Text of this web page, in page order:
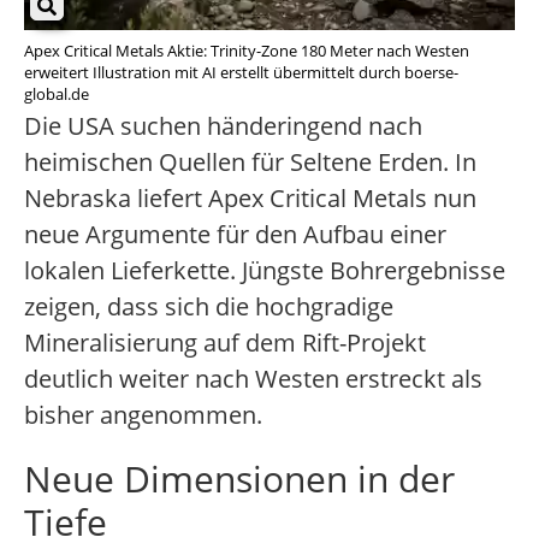
Apex Critical Metals Aktie: Trinity-Zone 180 Meter nach Westen
erweitert Illustration mit AI erstellt übermittelt durch boerse-
global.de
Die USA suchen händeringend nach
heimischen Quellen für Seltene Erden. In
Nebraska liefert Apex Critical Metals nun
neue Argumente für den Aufbau einer
lokalen Lieferkette. Jüngste Bohrergebnisse
zeigen, dass sich die hochgradige
Mineralisierung auf dem Rift-Projekt
deutlich weiter nach Westen erstreckt als
bisher angenommen.
Neue Dimensionen in der
Tiefe